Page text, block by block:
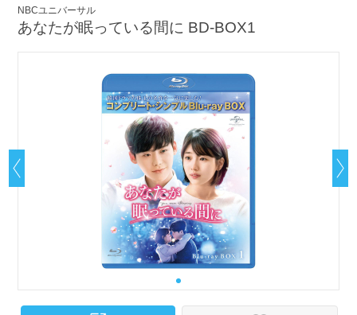
NBCユニバーサル
あなたが眠っている間に BD-BOX1